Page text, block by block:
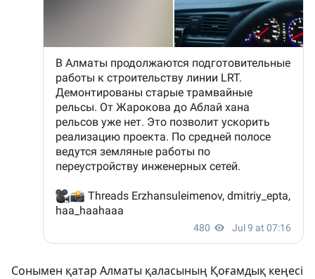
Сонымен қатар Алматы қаласының Қоғамдық кеңесі